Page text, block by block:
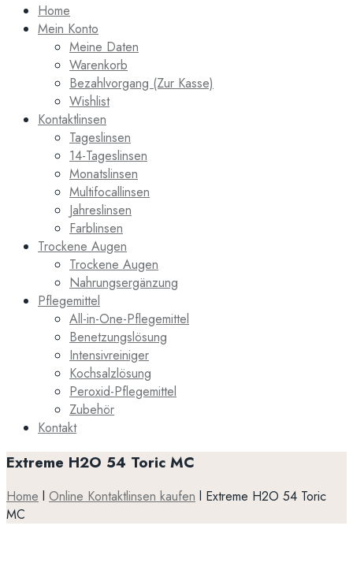
Home
Mein Konto
Meine Daten
Warenkorb
Bezahlvorgang (Zur Kasse)
Wishlist
Kontaktlinsen
Tageslinsen
14-Tageslinsen
Monatslinsen
Multifocallinsen
Jahreslinsen
Farblinsen
Trockene Augen
Trockene Augen
Nahrungsergänzung
Pflegemittel
All-in-One-Pflegemittel
Benetzungslösung
Intensivreiniger
Kochsalzlösung
Peroxid-Pflegemittel
Zubehör
Kontakt
Extreme H2O 54 Toric MC
Home l Online Kontaktlinsen kaufen l Extreme H2O 54 Toric
MC